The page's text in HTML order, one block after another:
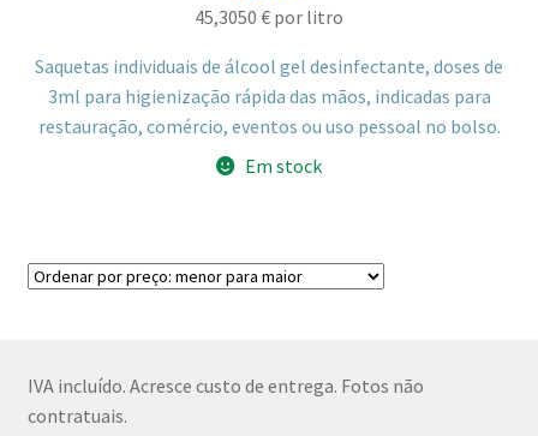
45,3050 € por litro
Saquetas individuais de álcool gel desinfectante, doses de
3ml para higienização rápida das mãos, indicadas para
restauração, comércio, eventos ou uso pessoal no bolso.
Em stock
IVA incluído. Acresce custo de entrega. Fotos não
contratuais.